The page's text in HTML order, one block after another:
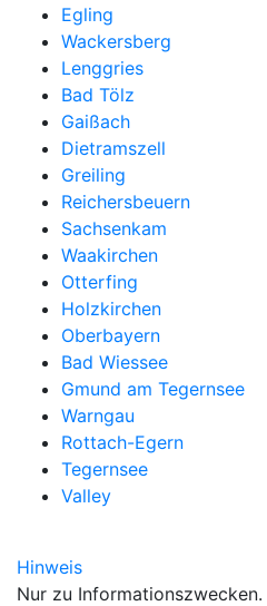
Egling
Wackersberg
Lenggries
Bad Tölz
Gaißach
Dietramszell
Greiling
Reichersbeuern
Sachsenkam
Waakirchen
Otterfing
Holzkirchen
Oberbayern
Bad Wiessee
Gmund am Tegernsee
Warngau
Rottach-Egern
Tegernsee
Valley
Hinweis
Nur zu